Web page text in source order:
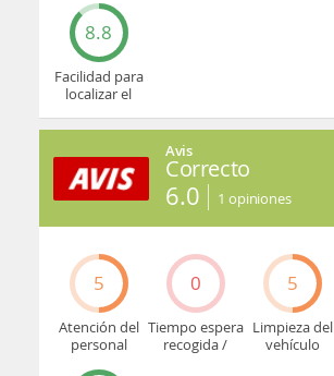
8.8
Facilidad para
localizar el
oficina
Avis
Correcto
6.0 1 opiniones
5
Atención del
personal
0
Tiempo espera
recogida /
5
Limpieza del
vehículo